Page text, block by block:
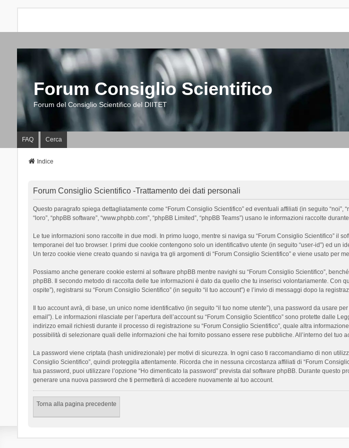
Forum Consiglio Scientifico
Forum del Consiglio Scientifico del DIITET
FAQ Cerca
Indice
Forum Consiglio Scientifico -Trattamento dei dati personali
Questo paragrafo spiega dettagliatamente come “Forum Consiglio Scientifico” ed eventuali affiliati (in seguito “noi”,
“loro”, “phpBB software”, “www.phpbb.com”, “phpBB Limited”, “phpBB Teams”) usano le informazioni raccolte
Le tue informazioni sono raccolte in due modi. In primo luogo, mentre si naviga su “Forum Consiglio Scientifico” il
temporanei del tuo browser. I primi due cookie contengono solo un identificativo utente (in seguito “user-id”) ed
Un terzo cookie viene creato quando si naviga tra gli argomenti di “Forum Consiglio Scientifico” e viene usato
Possiamo anche generare cookie esterni al software phpBB mentre navighi su “Forum Consiglio Scientifico”,
phpBB. Il secondo metodo di raccolta delle tue informazioni è dato da quello che tu inserisci volontariamente. Con
ospite”), registrarsi su “Forum Consiglio Scientifico” (in seguito “il tuo account”) e l’invio di messaggi dopo la
Il tuo account avrà, di base, un unico nome identificativo (in seguito “il tuo nome utente”), una password da usare
email”). Le informazioni rilasciate per l’apertura dell’account su “Forum Consiglio Scientifico” sono protette dalle
indirizzo email richiesti durante il processo di registrazione su “Forum Consiglio Scientifico”, quale altra
possibilità di selezionare quali delle informazioni che hai fornito possano essere rese pubbliche. All’interno del tuo
La password viene criptata (hash unidirezionale) per motivi di sicurezza. In ogni caso ti raccomandiamo di non
Consiglio Scientifico”, quindi proteggila attentamente. Ricorda che in nessuna circostanza affiliati di “Forum
tua password, puoi utilizzare l’opzione “Ho dimenticato la password” prevista dal software phpBB. Durante
generare una nuova password che ti permetterà di accedere nuovamente al tuo account.
Torna alla pagina precedente